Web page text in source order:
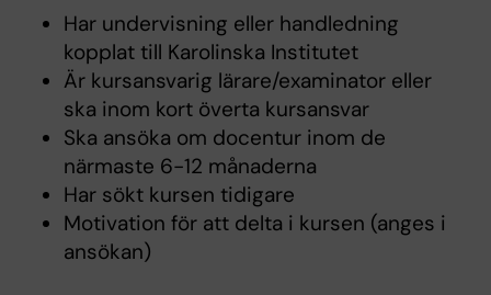
Har undervisning eller handledning
kopplat till Karolinska Institutet
Är kursansvarig lärare/examinator eller
ska inom kort överta kursansvar
Ska ansöka om docentur inom de
närmaste 6-12 månaderna
Har sökt kursen tidigare
Motivation för att delta i kursen (anges i
ansökan)